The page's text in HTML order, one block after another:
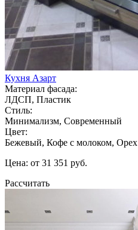
Кухня Азарт
Материал фасада:
ЛДСП, Пластик
Стиль:
Минимализм, Современный
Цвет:
Бежевый, Кофе с молоком, Орех
Цена: от 31 351 руб.
Рассчитать